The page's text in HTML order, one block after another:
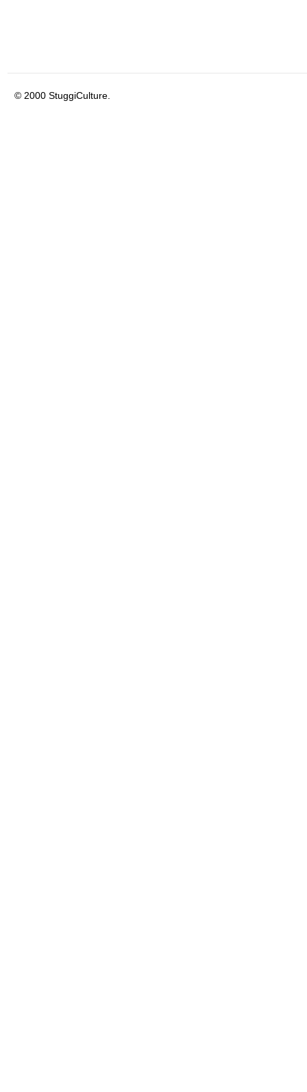
© 2000 StuggiCulture.